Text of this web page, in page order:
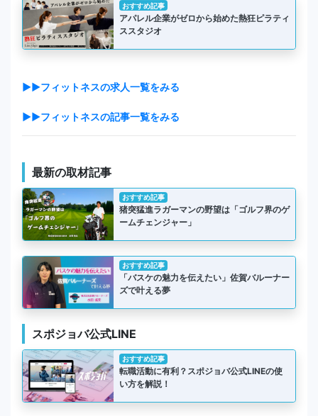
おすすめ記事
アパレル企業がゼロから始めた熱狂ピラティ
ススタジオ
▶▶フィットネスの求人一覧をみる
▶▶フィットネスの記事一覧をみる
最新の取材記事
おすすめ記事
猪突猛進ラガーマンの野望は「ゴルフ界のゲ
ームチェンジャー」
おすすめ記事
「バスケの魅力を伝えたい」佐賀バルーナー
ズで叶える夢
スポジョバ公式LINE
おすすめ記事
転職活動に有利？スポジョバ公式LINEの使
い方を解説！